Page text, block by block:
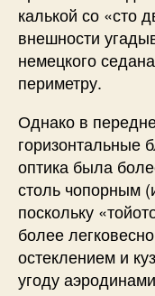
калькой со «сто
внешности
немецкого
периметру.
Однако в
горизонтальные
оптика была
столь чопорным
поскольку
более
остеклением и
угоду